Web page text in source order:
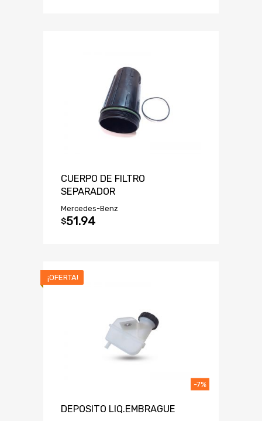
CUERPO DE FILTRO
SEPARADOR
Mercedes-Benz
$51.94
¡OFERTA!
DEPOSITO LIQ.EMBRAGUE
-7%